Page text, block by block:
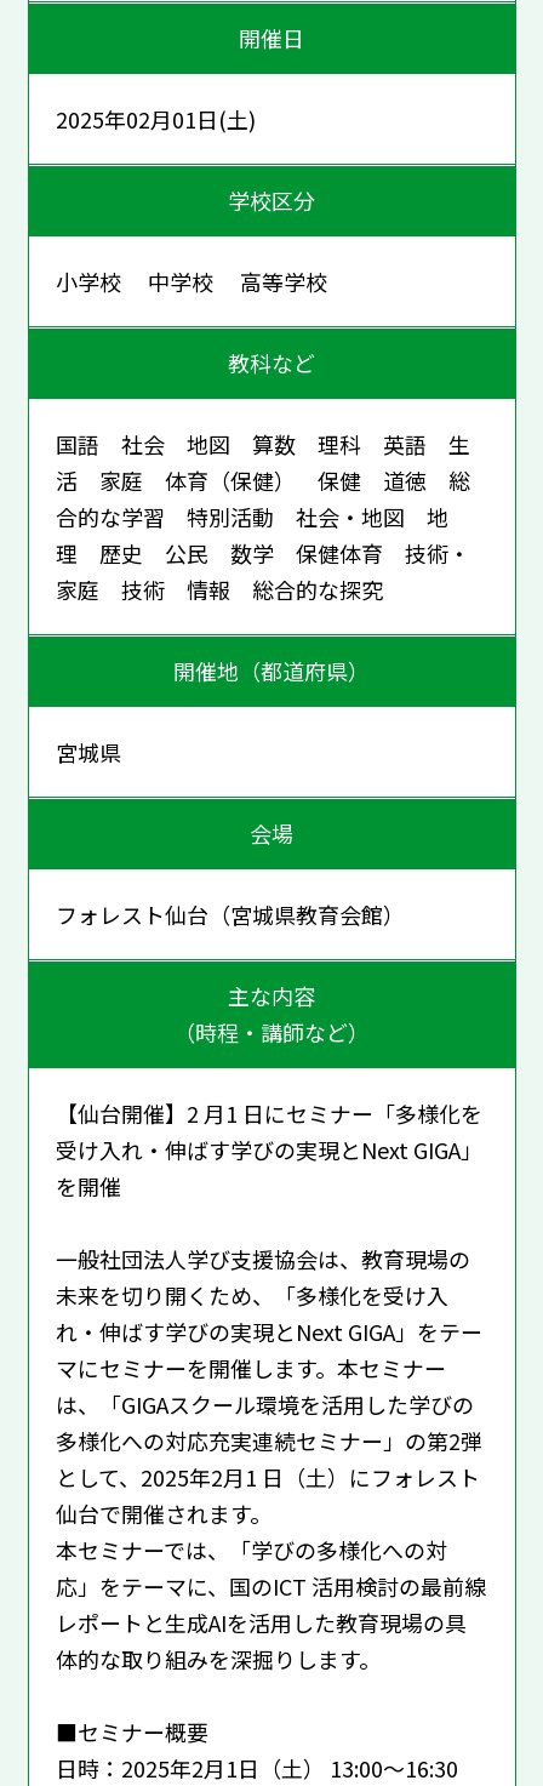
開催日
2025年02月01日(土)
学校区分
小学校 中学校 高等学校
教科など
国語 社会 地図 算数 理科 英語 生
活 家庭 体育（保健） 保健 道徳 総
合的な学習 特別活動 社会・地図 地
理 歴史 公民 数学 保健体育 技術・
家庭 技術 情報 総合的な探究
開催地（都道府県）
宮城県
会場
フォレスト仙台（宮城県教育会館）
主な内容
（時程・講師など）
【仙台開催】2 ⽉1 ⽇にセミナー「多様化を
受け⼊れ・伸ばす学びの実現とNext GIGA」
を開催
⼀般社団法⼈学び⽀援協会は、教育現場の
未来を切り開くため、「多様化を受け⼊
れ・伸ばす学びの実現とNext GIGA」をテー
マにセミナーを開催します。本セミナー
は、「GIGAスクール環境を活⽤した学びの
多様化への対応充実連続セミナー」の第2弾
として、2025年2⽉1 ⽇（⼟）にフォレスト
仙台で開催されます。
本セミナーでは、「学びの多様化への対
応」をテーマに、国のICT 活⽤検討の最前線
レポートと⽣成AIを活⽤した教育現場の具
体的な取り組みを深掘りします。
■セミナー概要
⽇時：2025年2⽉1⽇（⼟） 13:00〜16:30